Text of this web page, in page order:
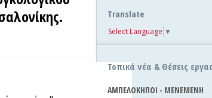
Translate
Select Language ▼
Τοπικά νέα & Θέσεις
ΑΜΠΕΛΟΚΗΠΟΙ - ΜΕΝΕΜΕΝΗ